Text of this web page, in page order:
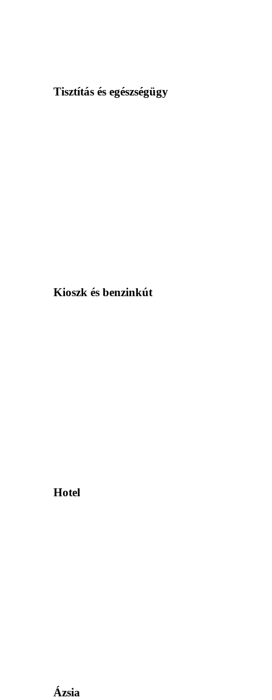
Tisztítás és egészségügy
Kioszk és benzinkút
Hotel
Ázsia